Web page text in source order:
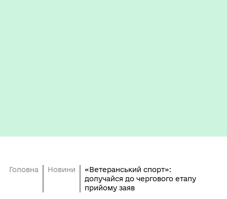
Головна Новини
«Ветеранський спорт»:
долучайся до чергового етапу
прийому заяв